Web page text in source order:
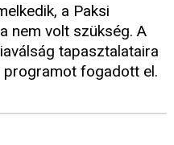
a Paksi
nem volt szükség. A
tapasztalataira
fogadott el.